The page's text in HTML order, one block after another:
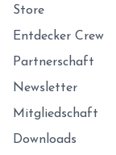
Store
Entdecker Crew
Partnerschaft
Newsletter
Mitgliedschaft
Downloads